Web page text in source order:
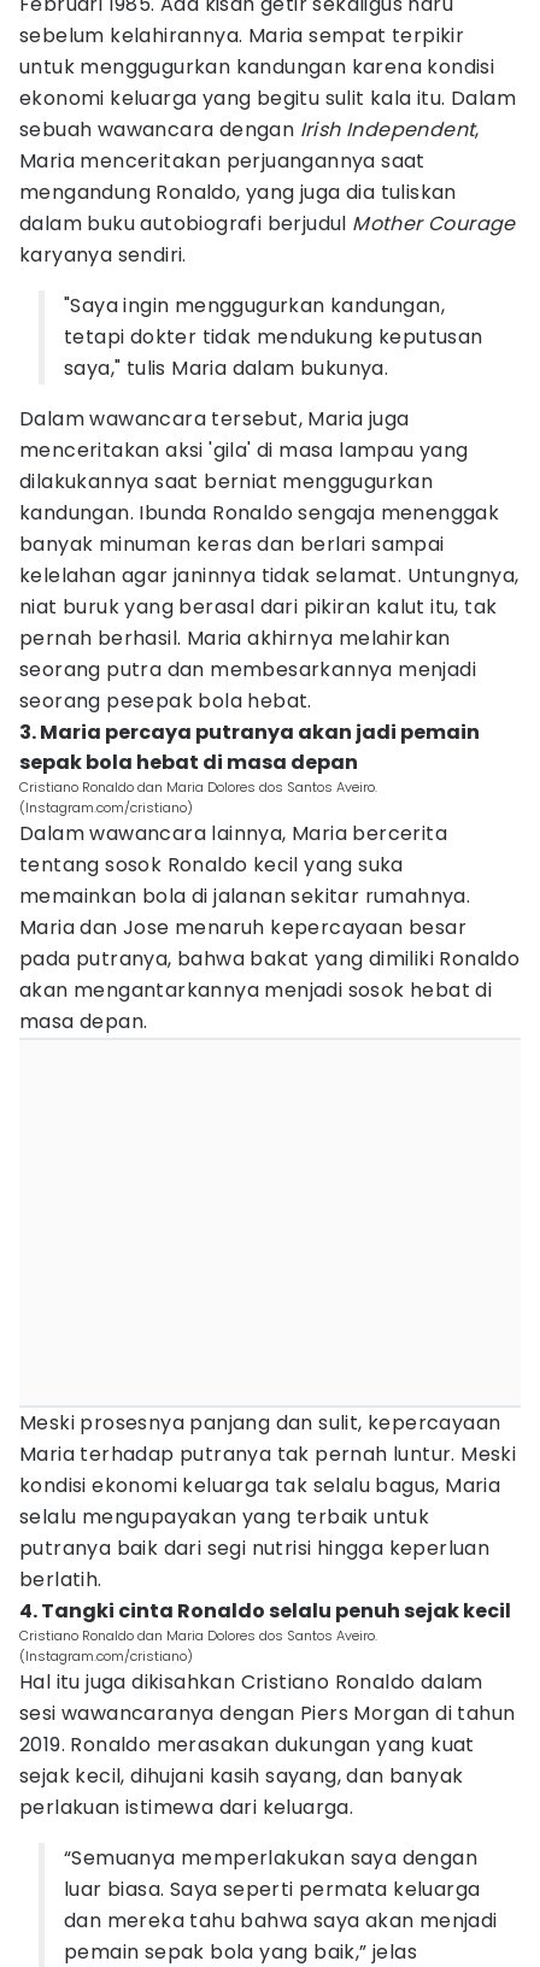
sebelum kelahirannya. Maria sempat terpikir
untuk menggugurkan kandungan karena kondisi
ekonomi keluarga yang begitu sulit kala itu. Dalam
sebuah wawancara dengan Irish Independent,
Maria menceritakan perjuangannya saat
mengandung Ronaldo, yang juga dia tuliskan
dalam buku autobiografi berjudul Mother Courage
karyanya sendiri.
"Saya ingin menggugurkan kandungan,
tetapi dokter tidak mendukung keputusan
saya," tulis Maria dalam bukunya.
Dalam wawancara tersebut, Maria juga
menceritakan aksi 'gila' di masa lampau yang
dilakukannya saat berniat menggugurkan
kandungan. Ibunda Ronaldo sengaja menenggak
banyak minuman keras dan berlari sampai
kelelahan agar janinnya tidak selamat. Untungnya,
niat buruk yang berasal dari pikiran kalut itu, tak
pernah berhasil. Maria akhirnya melahirkan
seorang putra dan membesarkannya menjadi
seorang pesepak bola hebat.
3. Maria percaya putranya akan jadi pemain
sepak bola hebat di masa depan
Cristiano Ronaldo dan Maria Dolores dos Santos Aveiro.
(Instagram.com/cristiano)
Dalam wawancara lainnya, Maria bercerita
tentang sosok Ronaldo kecil yang suka
memainkan bola di jalanan sekitar rumahnya.
Maria dan Jose menaruh kepercayaan besar
pada putranya, bahwa bakat yang dimiliki Ronaldo
akan mengantarkannya menjadi sosok hebat di
masa depan.
Meski prosesnya panjang dan sulit, kepercayaan
Maria terhadap putranya tak pernah luntur. Meski
kondisi ekonomi keluarga tak selalu bagus, Maria
selalu mengupayakan yang terbaik untuk
putranya baik dari segi nutrisi hingga keperluan
berlatih.
4. Tangki cinta Ronaldo selalu penuh sejak kecil
Cristiano Ronaldo dan Maria Dolores dos Santos Aveiro.
(Instagram.com/cristiano)
Hal itu juga dikisahkan Cristiano Ronaldo dalam
sesi wawancaranya dengan Piers Morgan di tahun
2019. Ronaldo merasakan dukungan yang kuat
sejak kecil, dihujani kasih sayang, dan banyak
perlakuan istimewa dari keluarga.
“Semuanya memperlakukan saya dengan
luar biasa. Saya seperti permata keluarga
dan mereka tahu bahwa saya akan menjadi
pemain sepak bola yang baik,” jelas